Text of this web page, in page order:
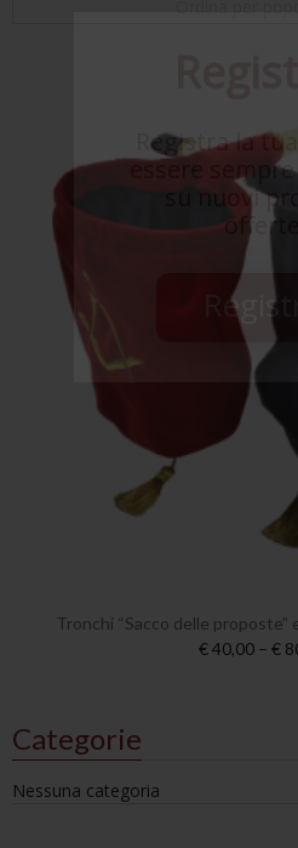
Registra la
essere sempre
su nuovi
Tronchi “Sacco delle proposte”
€ 40,00 – €
Categorie
Nessuna categoria